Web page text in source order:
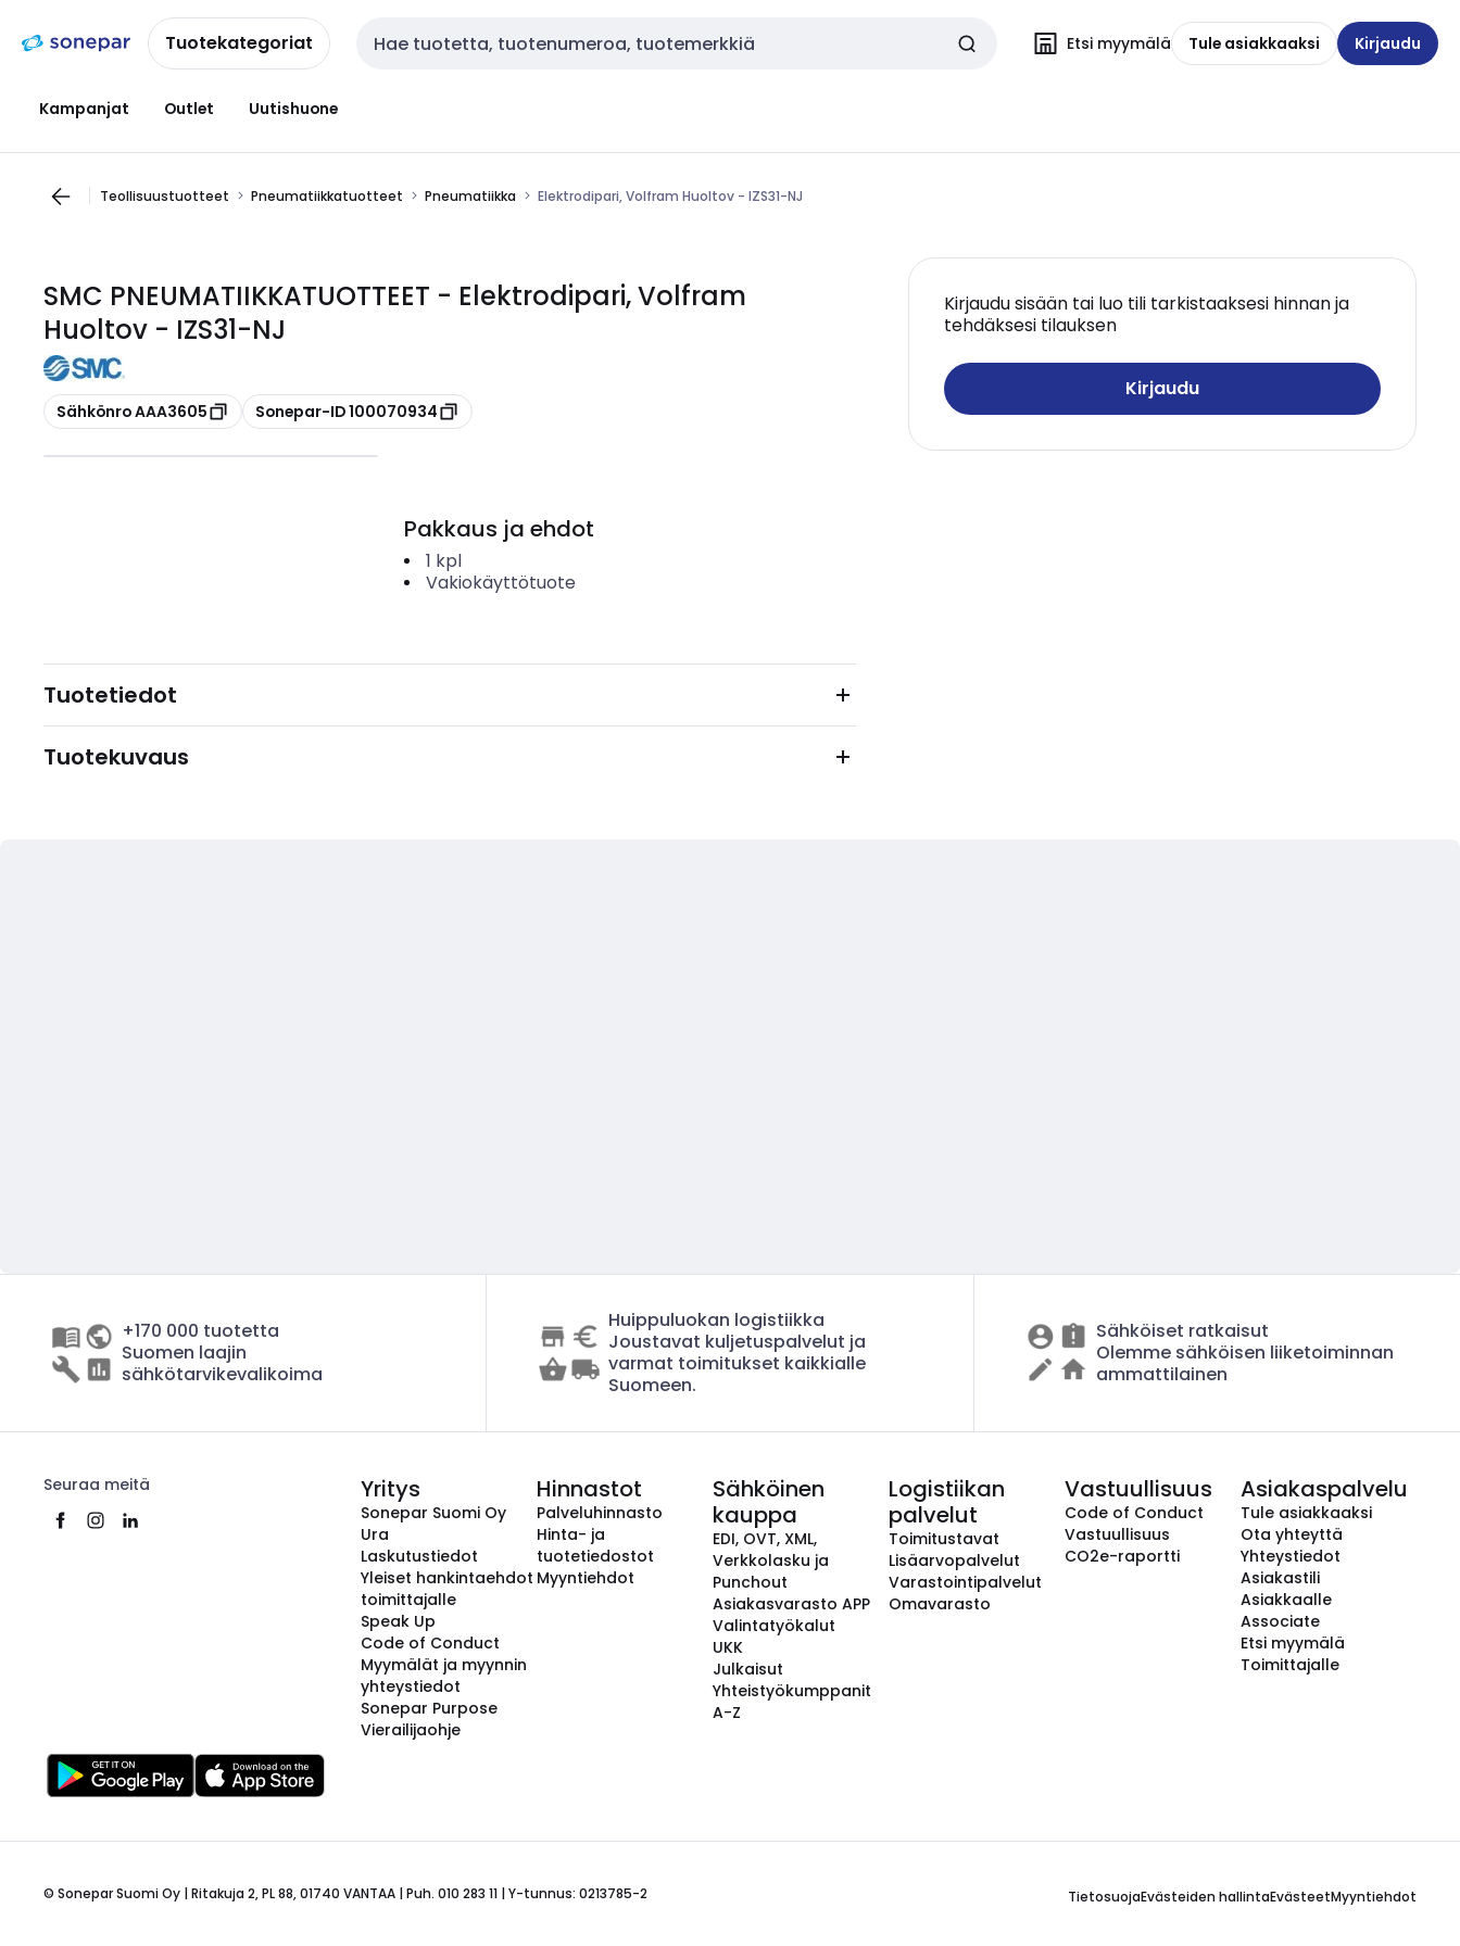
navigointiinsisältöönTuotekategoriat Haku Etsi myymälä Tule asiakkaaksi Kirjaudu
Kampanjat Outlet Uutishuone
Teollisuustuotteet Pneumatiikkatuotteet Pneumatiikka Elektrodipari, Volfram Huoltov - IZS31-NJ
SMC PNEUMATIIKKATUOTTEET - Elektrodipari, Volfram
Huoltov - IZS31-NJ
Kopioi
Sähkönro AAA3605 Kopioi
Sonepar-ID 100070934
Kirjaudu sisään tai luo tili tarkistaaksesi hinnan ja
tehdäksesi tilauksen
Kirjaudu
Pakkaus ja ehdot
1 kpl
Vakiokäyttötuote
Tuotetiedot
Tuotekuvaus
+170 000 tuotetta
Suomen laajin
sähkötarvikevalikoima
Huippuluokan logistiikka
Joustavat kuljetuspalvelut ja
varmat toimitukset kaikkialle
Suomeen.
Sähköiset ratkaisut
Olemme sähköisen liiketoiminnan
ammattilainen
Seuraa meitä Yritys
Sonepar Suomi Oy
Ura
Laskutustiedot
Yleiset hankintaehdot
toimittajalle
Speak Up
Code of Conduct
Myymälät ja myynnin
yhteystiedot
Sonepar Purpose
Vierailijaohje
Hinnastot
Palveluhinnasto
Hinta- ja
tuotetiedostot
Myyntiehdot
Sähköinen
kauppa
EDI, OVT, XML,
Verkkolasku ja
Punchout
Asiakasvarasto APP
Valintatyökalut
UKK
Julkaisut
Yhteistyökumppanit
A-Z
Logistiikan
palvelut
Toimitustavat
Lisäarvopalvelut
Varastointipalvelut
Omavarasto
Vastuullisuus
Code of Conduct
Vastuullisuus
CO2e-raportti
Asiakaspalvelu
Tule asiakkaaksi
Ota yhteyttä
Yhteystiedot
Asiakastili
Asiakkaalle
Associate
Etsi myymälä
Toimittajalle
© Sonepar Suomi Oy | Ritakuja 2, PL 88, 01740 VANTAA | Puh. 010 283 11 | Y-tunnus: 0213785-2 TietosuojaEvästeiden hallintaEvästeetMyyntiehdot